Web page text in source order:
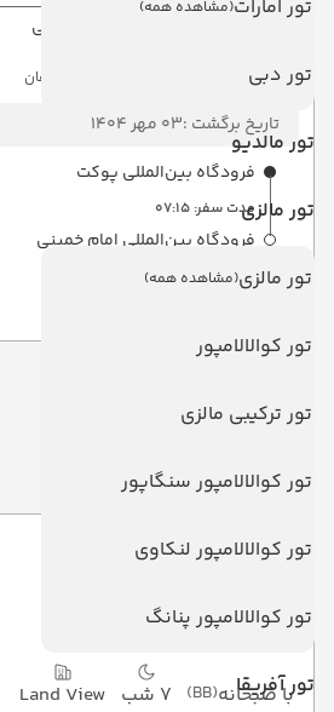
تور امارات(مشاهده همه)
تور دبی
تور مالدیو
تور مالزی
تور مالزی(مشاهده همه)
تور کوالالامپور
تور ترکیبی مالزی
تور کوالالامپور سنگاپور
تور کوالالامپور لنکاوی
تور کوالالامپور پنانگ
تور آفریقا
فرودگاه بین‌المللی امام خمینی
ماهان
تاریخ برگشت :03 مهر 1404
فرودگاه بین‌المللی پوکت
مدت سفر: 07:15
فرودگاه بین‌المللی امام خمینی
هوایی(Economy)
انتخاب هتل و رزرو
فیلتر ها
کاسا دل ام
Casa Del M
با صبحانه(BB) 7 شب Land View